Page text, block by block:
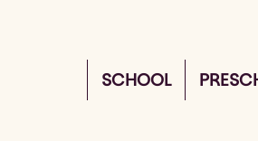
SCHOOL